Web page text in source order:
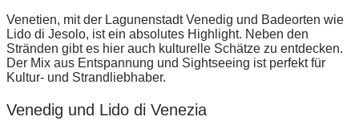
Venetien, mit der Lagunenstadt Venedig und Badeorten wie
Lido di Jesolo, ist ein absolutes Highlight. Neben den
Stränden gibt es hier auch kulturelle Schätze zu entdecken.
Der Mix aus Entspannung und Sightseeing ist perfekt für
Kultur- und Strandliebhaber.
Venedig und Lido di Venezia